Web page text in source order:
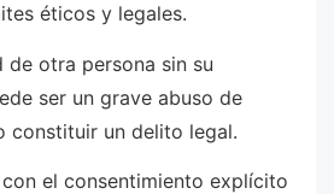
éticos y legales.
de otra persona sin su
ser un grave abuso de
constituir un delito legal.
el consentimiento explícito